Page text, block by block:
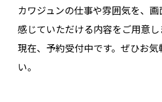
カワジュンの仕事や雰囲気を、
感じていただける内容をご用意し
現在、予約受付中です。ぜひお
い。